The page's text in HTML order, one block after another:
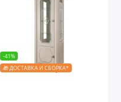
-41%
🎁 ДОСТАВКА И СБОРКА*